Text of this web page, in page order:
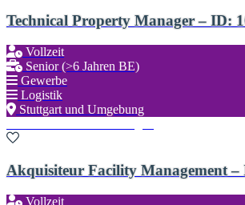
Technical Property Manager – ID:
Vollzeit
Senior (>6 Jahren BE)
Gewerbe
Logistik
Stuttgart und Umgebung
Akquisiteur Facility Management –
Vollzeit